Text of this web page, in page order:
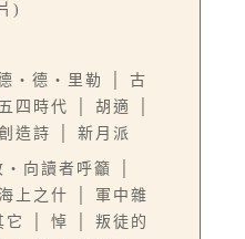
)
‧德‧里勒 │ 古
四時代 │ 胡適 │
造詩 │ 新月派
‧向讀者呼籲 │
上之什 │ 軍中雜
它 │ 悼 │ 叛徒的